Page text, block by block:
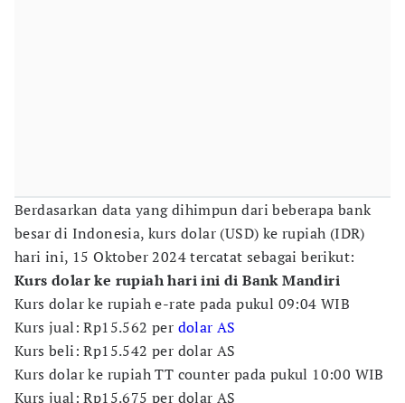
Berdasarkan data yang dihimpun dari beberapa bank
besar di Indonesia, kurs dolar (USD) ke rupiah (IDR)
hari ini, 15 Oktober 2024 tercatat sebagai berikut:
Kurs dolar ke rupiah hari ini di Bank Mandiri
Kurs dolar ke rupiah e-rate pada pukul 09:04 WIB
Kurs jual: Rp15.562 per dolar AS
Kurs beli: Rp15.542 per dolar AS
Kurs dolar ke rupiah TT counter pada pukul 10:00 WIB
Kurs jual: Rp15.675 per dolar AS